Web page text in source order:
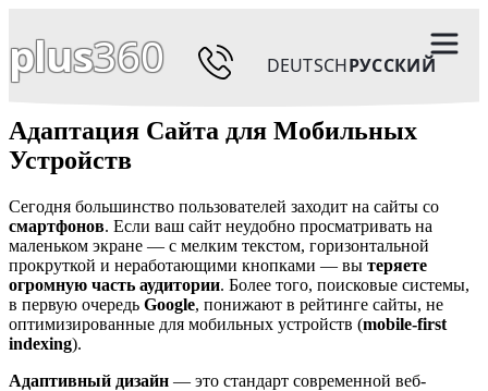
plus360 DEUTSCHРУССКИЙ
Адаптация Сайта для Мобильных
Устройств
Сегодня большинство пользователей заходит на сайты со
смартфонов. Если ваш сайт неудобно просматривать на
маленьком экране — с мелким текстом, горизонтальной
прокруткой и неработающими кнопками — вы теряете
огромную часть аудитории. Более того, поисковые системы,
в первую очередь Google, понижают в рейтинге сайты, не
оптимизированные для мобильных устройств (mobile-first
indexing).
Адаптивный дизайн — это стандарт современной веб-